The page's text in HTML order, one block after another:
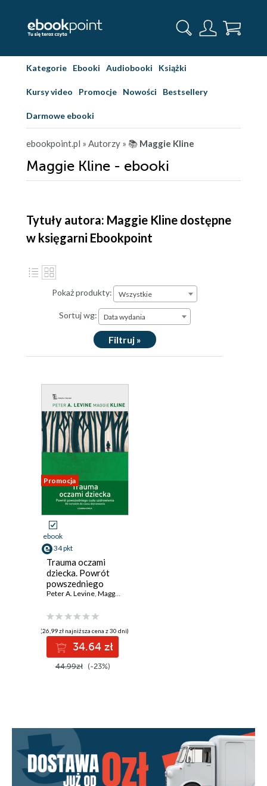
Kategorie Ebooki Audiobooki Książki
Kursy video Promocje Nowości Bestsellery
Darmowe ebooki
ebookpoint.pl » Autorzy » 📚 Maggie Kline
Maggie Kline - ebooki
Tytuły autora: Maggie Kline dostępne
w księgarni Ebookpoint
Pokaż produkty: Wszystkie
Sortuj wg: Data wydania
Filtruj »
Promocja
ebook
34 pkt
Trauma oczami
dziecka. Powrót
powszedniego
cudu uzdrowienia
czasu dojrzewania
Peter A. Levine, Maggie Kline
(26,99 zł najniższa cena z 30 dni)
34.64 zł
44.99zł (-23%)